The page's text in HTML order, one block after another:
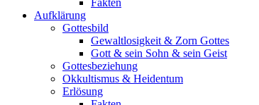
Fakten
Aufklärung
Gottesbild
Gewaltlosigkeit & Zorn Gottes
Gott & sein Sohn & sein Geist
Gottesbeziehung
Okkultismus & Heidentum
Erlösung